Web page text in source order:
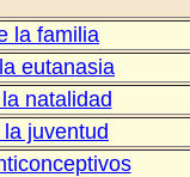
la familia
eutanasia
natalidad
juventud